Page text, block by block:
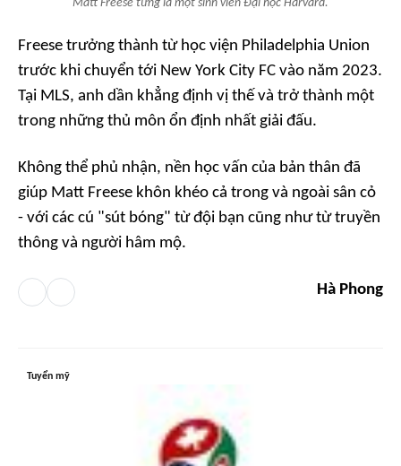
Matt Freese từng là một sinh viên Đại học Harvard.
Freese trưởng thành từ học viện Philadelphia Union
trước khi chuyển tới New York City FC vào năm 2023.
Tại MLS, anh dần khẳng định vị thế và trở thành một
trong những thủ môn ổn định nhất giải đấu.
Không thể phủ nhận, nền học vấn của bản thân đã
giúp Matt Freese khôn khéo cả trong và ngoài sân cỏ
- với các cú "sút bóng" từ đội bạn cũng như từ truyền
thông và người hâm mộ.
Hà Phong
Tuyển mỹ